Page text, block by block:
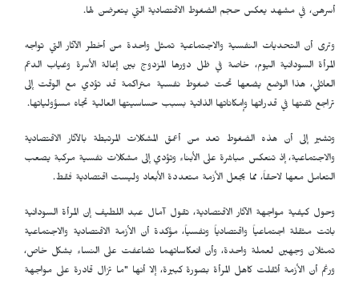
أسرهن، في مشهد يعكس حجم الضغوط الاقتصادية التي يتعرضن لها.
وترى أن التحديات النفسية والاجتماعية تمثل واحدة من أخطر الآثار التي تواجه
المرأة السودانية اليوم، خاصة في ظل دورها المزدوج بين إعالة الأسرة وغياب الدعم
العائلي، هذا الوضع يضعها تحت ضغوط نفسية متراكمة قد تؤدي مع الوقت إلى
تراجع ثقتها في قدراتها وإمكاناتها الذاتية بسبب حساسيتها العالية تجاه مسؤولياتها.
وتشير إلى أن هذه الضغوط تعد من أعمق المشكلات المرتبطة بالآثار الاقتصادية
والاجتماعية، إذ تنعكس مباشرة على الأبناء وتؤدي إلى مشكلات نفسية مركبة يصعب
التعامل معها لاحقاً، مما يجعل الأزمة متعددة الأبعاد وليست اقتصادية فقط.
وحول كيفية مواجهة الآثار الاقتصادية، تقول آمال عبد اللطيف إن المرأة السودانية
باتت مثقلة اجتماعياً واقتصادياً ونفسياً، مؤكدة أن الأزمة الاقتصادية والاجتماعية
تمثلان وجهين لعملة واحدة، وأن انعكاساتهما تضاعفت على النساء بشكل خاص،
ورغم أن الأزمة أثقلت كاهل المرأة بصورة كبيرة، إلا أنها "ما تزال قادرة على مواجهة